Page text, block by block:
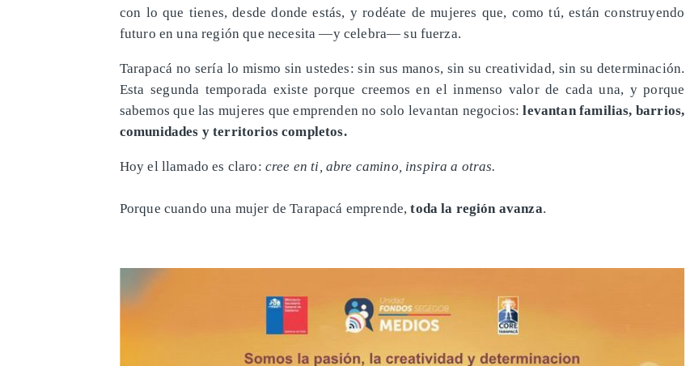
con lo que tienes, desde donde estás, y rodéate de mujeres que, como tú, están construyendo
futuro en una región que necesita —y celebra— su fuerza.
Tarapacá no sería lo mismo sin ustedes: sin sus manos, sin su creatividad, sin su determinación.
Esta segunda temporada existe porque creemos en el inmenso valor de cada una, y porque
sabemos que las mujeres que emprenden no solo levantan negocios:levantan familias, barrios,
comunidades y territorios completos.
Hoy el llamado es claro: cree en ti, abre camino, inspira a otras.
Porque cuando una mujer de Tarapacá emprende,toda la región avanza.